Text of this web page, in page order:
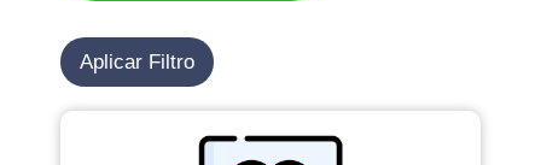
Aplicar Filtro